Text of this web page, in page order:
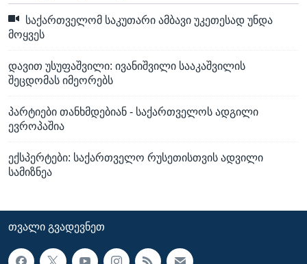
საქართველომ საკუთარი ამბავი უკეთესად უნდა
მოყვეს
დავით უსუფაშვილი: ივანიშვილი სააკაშვილის
შეცდომას იმეორებს
პარტიები თანხმდებიან - საქართველოს ადგილი
ევროპაშია
ექსპერტები: საქართველო რუსეთისთვის ადვილი
სამიზნეა
ᲗᲕᲐᲚᲘ ᲒᲕᲐᲓᲔᲕᲜᲔᲗ